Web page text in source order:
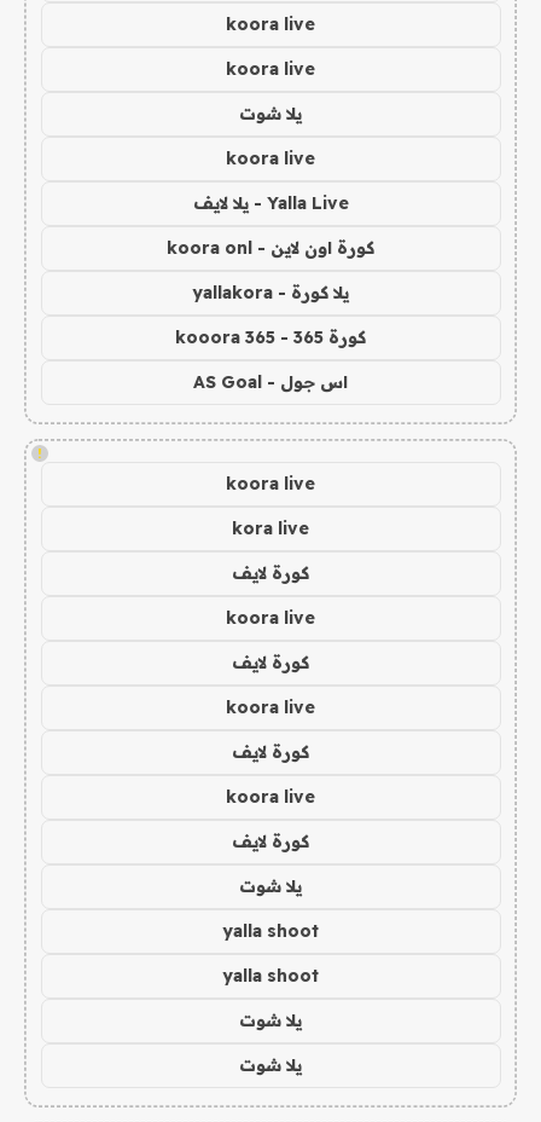
koora live
koora live
يلا شوت
koora live
Yalla Live - يلا لايف
كورة اون لاين - koora onl
يلا كورة - yallakora
كورة 365 - kooora 365
اس جول - AS Goal
!
koora live
kora live
كورة لايف
koora live
كورة لايف
koora live
كورة لايف
koora live
كورة لايف
يلا شوت
yalla shoot
yalla shoot
يلا شوت
يلا شوت